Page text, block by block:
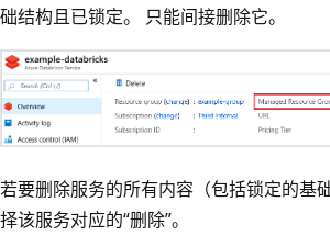
础结构且已锁定。 只能间接删除它。
若要删除服务的所有内容（包括锁定的基
择该服务对应的“删除”。